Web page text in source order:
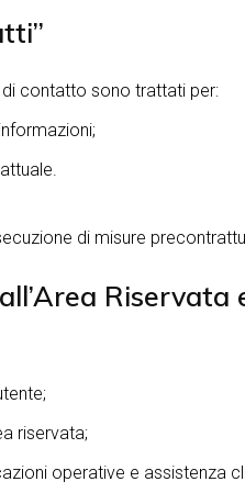
contatto sono trattati per:
di misure
Riservata
riservata;
operative e assistenza